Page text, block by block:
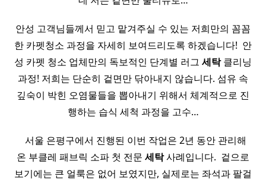
안성 고객님들께서 믿고 맡겨주실 수 있는 저희만의 꼼꼼
한 카펫청소 과정을 자세히 보여드리도록 하겠습니다! ​ 안
성 카펫 청소 업체만의 독보적인 단계별 러그 세탁클리닝
과정! 저희는 단순히 겉면만 닦아내지 않습니다. 섬유 속
깊숙이 박힌 오염물들을 뽑아내기 위해서 체계적으로 진
행하는 습식 세척 과정을 고수…
​ ​ 서울 은평구에서 진행된 이번 작업은 2년 동안 관리해
온 부클레 패브릭 소파 첫 전문 세탁사례입니다. ​ 겉으로
보기에는 큰 얼룩은 없어 보였지만, 실제로는 좌석과 팔걸